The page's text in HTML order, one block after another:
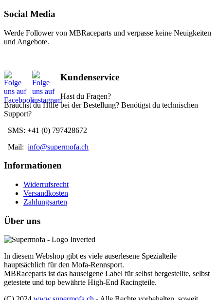
Social Media
Werde Follower von MBRaceparts und verpasse keine Neuigkeiten
und Angebote.
Kundenservice
Hast du Fragen?
Brauchst du Hilfe bei der Bestellung? Benötigst du technischen
Support?
SMS: +41 (0) 797428672
Mail: info@supermofa.ch
Informationen
Widerrufsrecht
Versandkosten
Zahlungsarten
Über uns
In diesem Webshop gibt es viele auserlesene Spezialteile
hauptsächlich für den Mofa-Rennsport.
MBRaceparts ist das hauseigene Label für selbst hergestellte, selbst
getestete und top bewährte High-End Racingteile.